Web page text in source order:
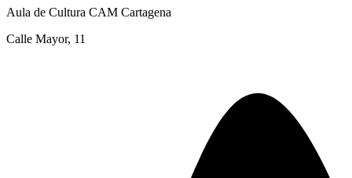
Aula de Cultura CAM Cartagena
Calle Mayor, 11